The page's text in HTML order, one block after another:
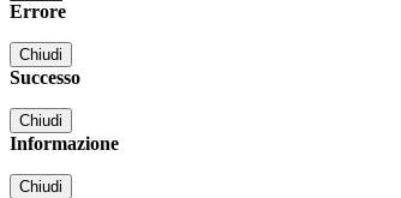
Errore
Chiudi
Successo
Chiudi
Informazione
Chiudi